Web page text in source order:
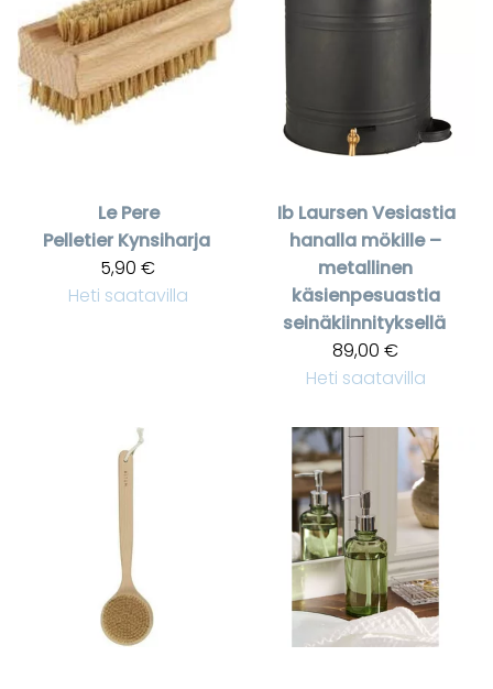
Le Pere
Pelletier Kynsiharja
5,90 €
Heti saatavilla
Ib LaursenVesiastia
hanalla mökille –
metallinen
käsienpesuastia
seinäkiinnityksellä
89,00 €
Heti saatavilla